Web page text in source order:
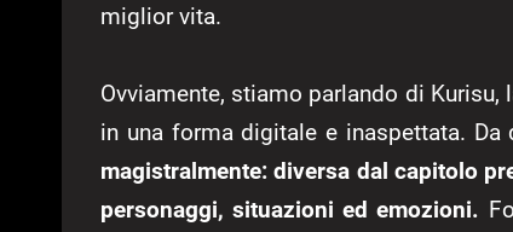
miglior vita.
Ovviamente, stiamo parlando di
in una forma digitale e inaspettata. Da
magistralmente: diversa dal capitolo
personaggi, situazioni ed emozioni.